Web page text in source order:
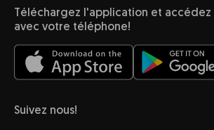
Téléchargez l'application et
avec votre téléphone!
Suivez nous!